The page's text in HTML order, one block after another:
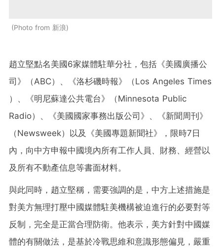
Photo from 新浪
趙立堅點名美國6家媒體駐華分社，包括《美國廣播公
司》（ABC）、《洛杉磯時報》（Los Angeles Times
）、《明尼蘇達公共電台》（Minnesota Public
Radio）、《美國國家事務出版公司》、《新聞周刊》
（Newsweek）以及《美國專題新聞社》，限時7日
內，向中方申報中國境內所有工作人員、財務、經營以
及所有不動產信息等書面材料。
與此同時，趙立堅稱，需要強調的是，中方上述措施是
對美方無理打壓中國媒體駐美機構被迫進行的必要對等
反制，完全是正當合理防衛。他表示，美方針對中國媒
體的有關做法，是基於冷戰思維和意識形態偏見，嚴重